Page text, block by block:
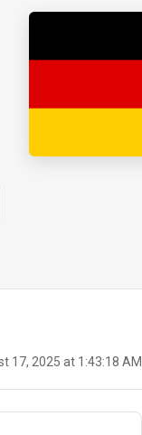
17, 2025 at 1:43:18 AM